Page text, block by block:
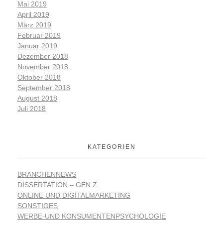
Mai 2019
April 2019
März 2019
Februar 2019
Januar 2019
Dezember 2018
November 2018
Oktober 2018
September 2018
August 2018
Juli 2018
KATEGORIEN
BRANCHENNEWS
DISSERTATION – GEN Z
ONLINE UND DIGITALMARKETING
SONSTIGES
WERBE-UND KONSUMENTENPSYCHOLOGIE